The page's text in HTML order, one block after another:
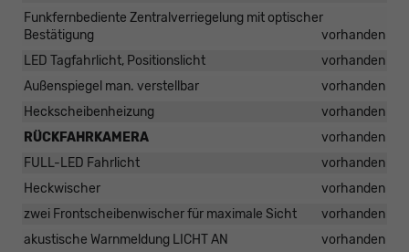
Funkfernbediente Zentralverriegelung mit optischer
Bestätigung
vorhanden
LED Tagfahrlicht, Positionslicht
vorhanden
Außenspiegel man. verstellbar
vorhanden
Heckscheibenheizung
vorhanden
RÜCKFAHRKAMERA
vorhanden
FULL-LED Fahrlicht
vorhanden
Heckwischer
vorhanden
zwei Frontscheibenwischer für maximale Sicht
vorhanden
akustische Warnmeldung LICHT AN
vorhanden